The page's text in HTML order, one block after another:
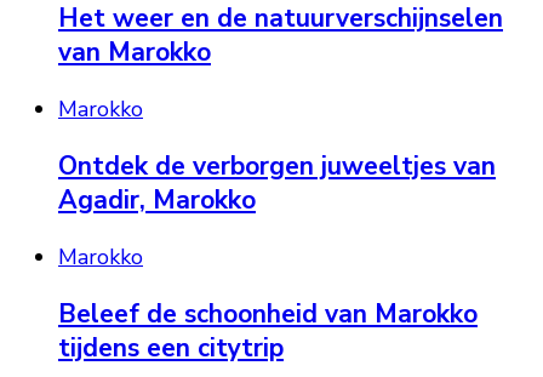
Het weer en de natuurverschijnselen
van Marokko
Marokko
Ontdek de verborgen juweeltjes van
Agadir, Marokko
Marokko
Beleef de schoonheid van Marokko
tijdens een citytrip